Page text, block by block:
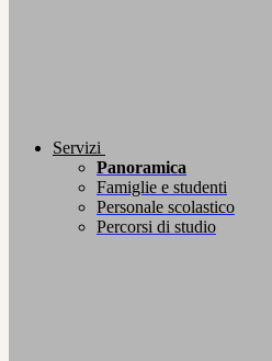
Servizi
Panoramica
Famiglie e studenti
Personale scolastico
Percorsi di studio